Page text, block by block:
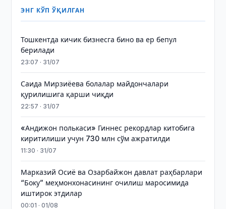
ЭНГ КЎП ЎҚИЛГАН
Тошкентда кичик бизнесга бино ва ер бепул
берилади
23:07 · 31/07
Саида Мирзиёева болалар майдончалари
қурилишига қарши чиқди
22:57 · 31/07
«Андижон полькаси» Гиннес рекордлар китобига
киритилиши учун 730 млн сўм ажратилди
11:30 · 31/07
Марказий Осиё ва Озарбайжон давлат раҳбарлари
“Боку” меҳмонхонасининг очилиш маросимида
иштирок этдилар
00:01 · 01/08